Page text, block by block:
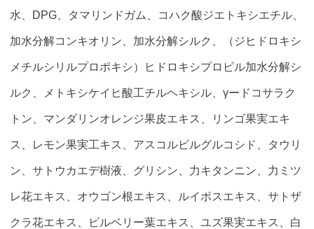
水、DPG、タマリンドガム、コハク酸ジエトキシエチル、
加水分解コンキオリン、加水分解シルク、（ジヒドロキシ
メチルシリルプロポキシ）ヒドロキシプロピル加水分解シ
ルク、メトキシケイヒ酸工チルヘキシル、γードコサラク
トン、マンダリンオレンジ果皮エキス、リンゴ果実エキ
ス、レモン果実工キス、アスコルビルグルコシド、タウリ
ン、サトウカエデ樹液、グリシン、力キタンニン、力ミツ
レ花エキス、オウゴン根エキス、ルイボスエキス、サトザ
クラ花エキス、ビルベリー葉エキス、ユズ果実エキス、白